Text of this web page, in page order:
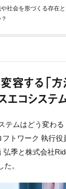
社会を形づくる存在
容する「
エコシステ
テムはどう変わ
トワーク 執行役
弘季と株式会社
。